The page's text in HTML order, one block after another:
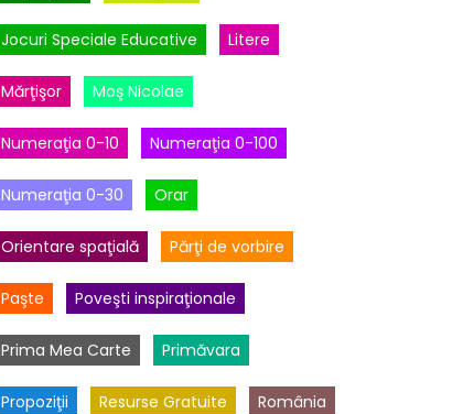
Jocuri Speciale Educative Litere
Mărţişor Moş Nicolae
Numeraţia 0-10 Numeraţia 0-100
Numeraţia 0-30 Orar
Orientare spaţială Părţi de vorbire
Paşte Poveşti inspiraţionale
Prima Mea Carte Primăvara
Propoziţii Resurse Gratuite România